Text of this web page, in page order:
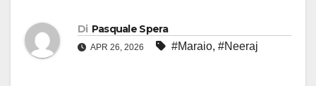
Di Pasquale Spera
APR 26, 2026 #Maraio, #Neeraj